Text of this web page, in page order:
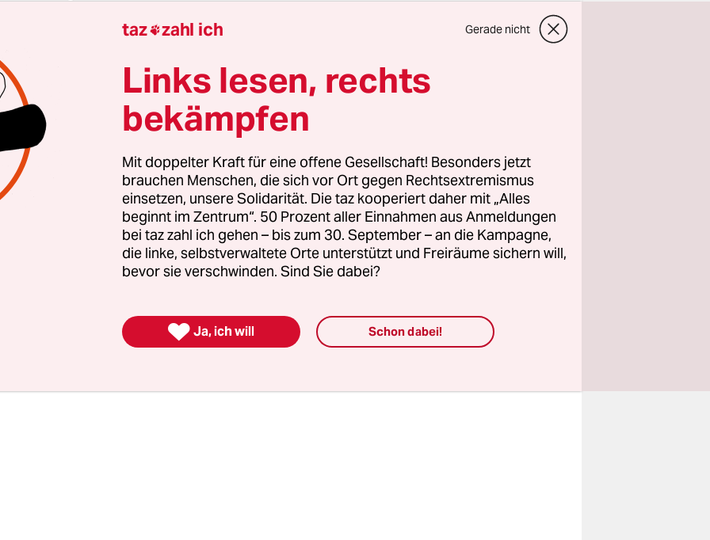
ein Hund läuft umher. Im Erdgeschoss eines 80er-
Mietkomplexes befindet sich die Pizzeria
einer der fünf Spielstätten des Leseparcours durch
war die Lesung eigentlich in der Pizzeria,
wurde diese nun in deren Hinterhofgarten verlegt.
und Rotwein steht der Samowar mit schwarzem
„Geöffnet“-Leuchtreklame und Zimmerpflanzen
Bühne eine Spätkaufästhetik an. Passend zum
Buchcover – und zum trüben Wetter – stehen lilafarbene
bereit. Unter dem Titel „Parallele Diasporien“ stellt
ihren Debütroman „Die Sommer“ vor. Bente Scheller
sie ist Politologin und Leiterin des Referats Nahost und
taz zahl ich Gerade nicht
Links lesen, rechts
bekämpfen
Mit doppelter Kraft für eine offene Gesellschaft! Besonders jetzt
brauchen Menschen, die sich vor Ort gegen Rechtsextremismus
einsetzen, unsere Solidarität. Die taz kooperiert daher mit „Alles
beginnt im Zentrum“. 50 Prozent aller Einnahmen aus Anmeldungen
bei taz zahl ich gehen – bis zum 30. September – an die Kampagne,
die linke, selbstverwaltete Orte unterstützt und Freiräume sichern will,
bevor sie verschwinden. Sind Sie dabei?
 Ja, ich will Schon dabei!